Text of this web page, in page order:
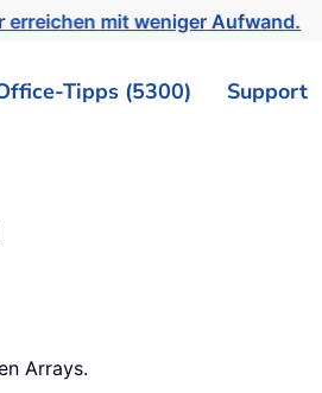
erreichen mit weniger Aufwand.
Tipps (5300) Support
Arrays.